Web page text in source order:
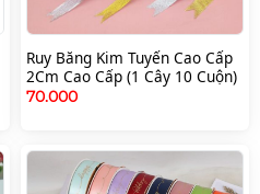
Ruy Băng Kim Tuyến Cao Cấp
2Cm Cao Cấp (1 Cây 10 Cuộn)
70.000